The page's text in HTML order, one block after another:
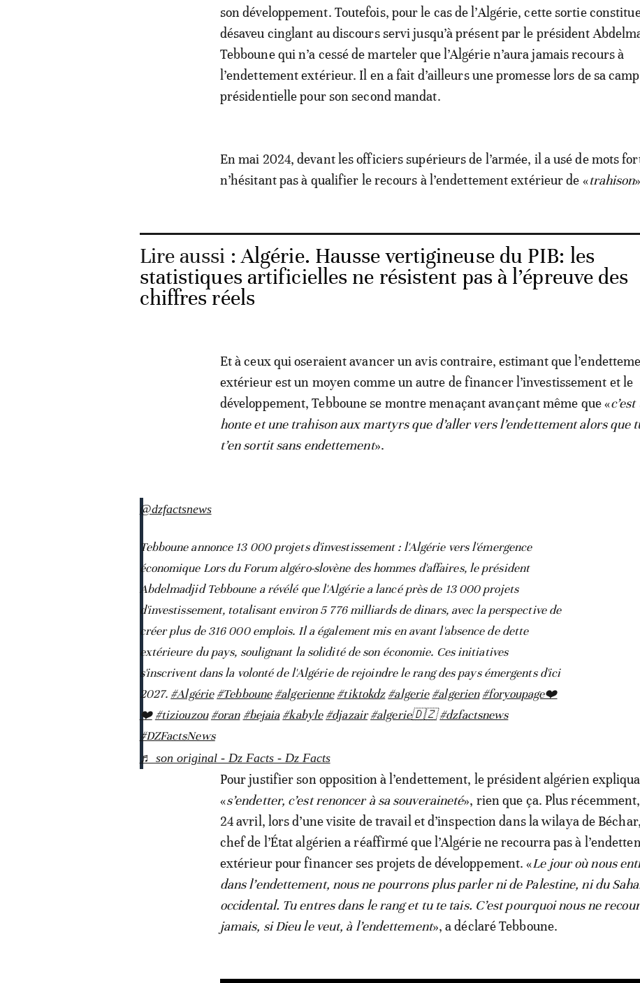
son développement. Toutefois, pour le cas de l’Algérie, cette sortie
désaveu cinglant au discours servi jusqu’à présent par le président
Tebboune qui n’a cessé de marteler que l’Algérie n’aura jamais recours à
l’endettement extérieur. Il en a fait d’ailleurs une promesse lors de sa
présidentielle pour son second mandat.
En mai 2024, devant les officiers supérieurs de l’armée, il a usé de mots
n’hésitant pas à qualifier le recours à l’endettement extérieur de «trahison
Lire aussi :Algérie. Hausse vertigineuse du PIB: les
statistiques artificielles ne résistent pas à l’épreuve des
chiffres réels
Et à ceux qui oseraient avancer un avis contraire, estimant que
extérieur est un moyen comme un autre de financer l’investissement et le
développement, Tebboune se montre menaçant avançant même que «
honte et une trahison aux martyrs que d’aller vers l’endettement alors que
t’en sortit sans endettement».
@dzfactsnews
Tebboune annonce 13 000 projets d'investissement : l'Algérie vers l'émergence
économique Lors du Forum algéro-slovène des hommes d'affaires, le président
Abdelmadjid Tebboune a révélé que l'Algérie a lancé près de 13 000 projets
d'investissement, totalisant environ 5 776 milliards de dinars, avec la perspective de
créer plus de 316 000 emplois. Il a également mis en avant l'absence de dette
extérieure du pays, soulignant la solidité de son économie. Ces initiatives
s'inscrivent dans la volonté de l'Algérie de rejoindre le rang des pays émergents d'ici
2027. #Algérie #Tebboune #algerienne #tiktokdz #algerie #algerien #foryoupage❤️
❤️ #tiziouzou #oran #bejaia #kabyle #djazair #algerie🇩🇿 #dzfactsnews
#DZFactsNews
♬ son original - Dz Facts - Dz Facts
Pour justifier son opposition à l’endettement, le président algérien
«s’endetter, c’est renoncer à sa souveraineté», rien que ça. Plus
24 avril, lors d’une visite de travail et d’inspection dans la wilaya de
chef de l’État algérien a réaffirmé que l’Algérie ne recourra pas à
extérieur pour financer ses projets de développement. «Le jour où nous
dans l’endettement, nous ne pourrons plus parler ni de Palestine, ni du
occidental. Tu entres dans le rang et tu te tais. C’est pourquoi nous ne
jamais, si Dieu le veut, à l’endettement», a déclaré Tebboune.